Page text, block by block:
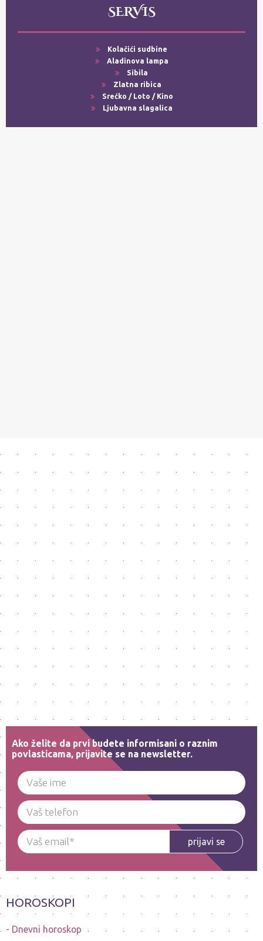
SERVIS
Kolačići sudbine
Aladinova lampa
Sibila
Zlatna ribica
Srećko / Loto / Kino
Ljubavna slagalica
Ako želite da prvi budete informisani o raznim
povlasticama, prijavite se na newsletter.
prijavi se
HOROSKOPI
Dnevni horoskop